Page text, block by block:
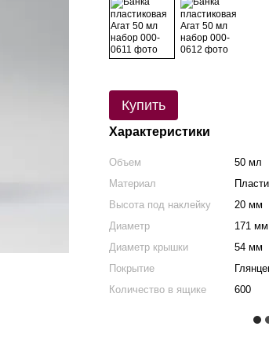
Купить
Характеристики
Объем
50 мл
Материал
Высота под наклейку
20 мм
Диаметр
171 мм
Диаметр крышки
54 мм
Покрытие
Количество в ящике
600